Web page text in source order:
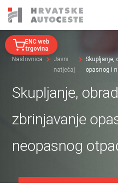
ENC web
trgovina
Naslovnica
Javni
natječaj
Skupljanje,
opasnog i
Skupljanje,
zbrinjavanje
neopasnog